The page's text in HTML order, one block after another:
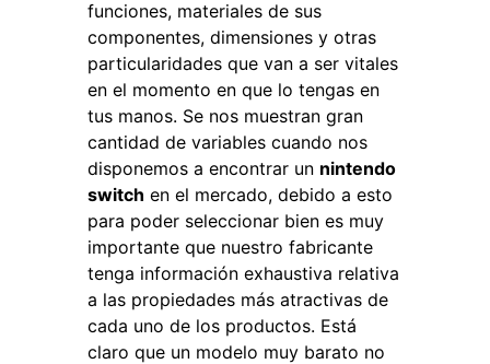
funciones, materiales de sus
componentes, dimensiones y otras
particularidades que van a ser vitales
en el momento en que lo tengas en
tus manos. Se nos muestran gran
cantidad de variables cuando nos
disponemos a encontrar un nintendo
switch en el mercado, debido a esto
para poder seleccionar bien es muy
importante que nuestro fabricante
tenga información exhaustiva relativa
a las propiedades más atractivas de
cada uno de los productos. Está
claro que un modelo muy barato no